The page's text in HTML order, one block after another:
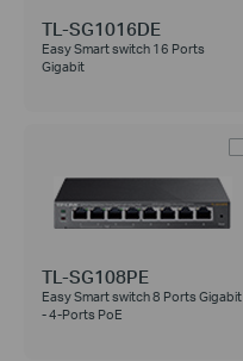
TL-SG1016DE
Easy Smart switch 16 Ports
Gigabit
TL-SG108PE
Easy Smart switch 8 Ports Gigabit
- 4-Ports PoE